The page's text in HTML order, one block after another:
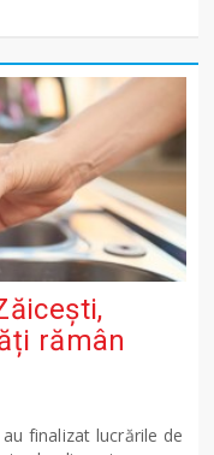
rămân
finalizat lucrările de